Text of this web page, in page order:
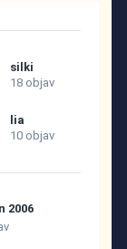
silki
18 objav
lia
10 objav
2006